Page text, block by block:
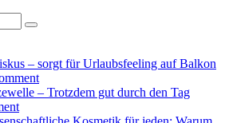
– sorgt für Urlaubsfeeling auf Balkon
– Trotzdem gut durch den Tag